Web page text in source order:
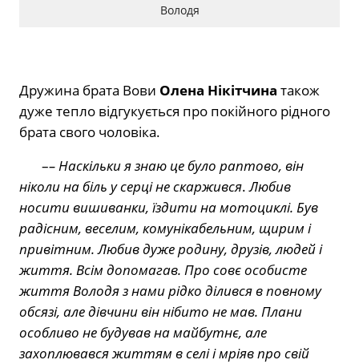
Володя
Дружина брата Вови Олена Нікітчина також
дуже тепло відгукується про покійного рідного
брата свого чоловіка.
–– Наскільки я знаю це було раптово, він
ніколи на біль у серці не скаржився.Любив
носити вишиванки, їздити на мотоциклі. Був
радісним, веселим, комунікабельним, щирим і
привітним. Любив дуже родину, друзів, людей і
життя. Всім допомагав. Про совє особисте
життя Володя з нами рідко ділився в повному
обсязі, але дівчини він нібито не мав. Плани
особливо не будував на майбутнє, але
захоплювався життям в селі і мріяв про свій